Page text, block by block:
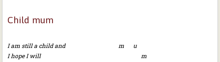
Child mum
I am still a child and m u
I hope I will m